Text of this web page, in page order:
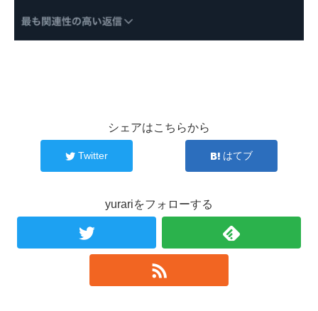
シェアはこちらから
Twitter はてブ
yurariをフォローする